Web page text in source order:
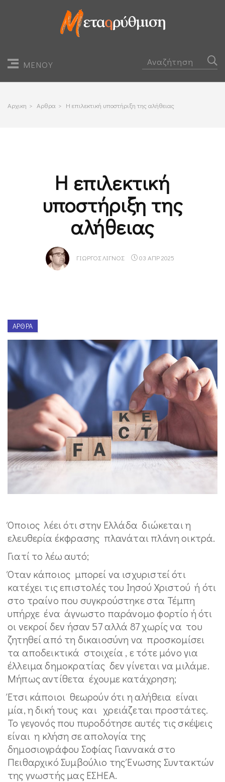
ΜΕΝΟΥ
Αρχικη > Αρθρα > Η επιλεκτική υποστήριξη της αλήθειας
Η επιλεκτική
υποστήριξη της
αλήθειας
ΓΙΏΡΓΟΣ ΛΙΓΝΌΣ 03 ΑΠΡ 2025
ΆΡΘΡΑ
Όποιος λέει ότι στην Ελλάδα διώκεται η
ελευθερία έκφρασης πλανάται πλάνη οικτρά.
Γιατί το λέω αυτό;
Όταν κάποιος μπορεί να ισχυριστεί ότι
κατέχει τις επιστολές του Ιησού Χριστού ή ότι
στο τραίνο που συγκρούστηκε στα Τέμπη
υπήρχε ένα άγνωστο παράνομο φορτίο ή ότι
οι νεκροί δεν ήσαν 57 αλλά 87 χωρίς να του
ζητηθεί από τη δικαιοσύνη να προσκομίσει
τα αποδεικτικά στοιχεία , ε τότε μόνο για
έλλειμα δημοκρατίας δεν γίνεται να μιλάμε.
Μήπως αντίθετα έχουμε κατάχρηση;
Έτσι κάποιοι θεωρούν ότι η αλήθεια είναι
μία, η δική τους και χρειάζεται προστάτες.
Το γεγονός που πυροδότησε αυτές τις σκέψεις
είναι η κλήση σε απολογία της
δημοσιογράφου Σοφίας Γιαννακά στο
Πειθαρχικό Συμβούλιο της Ένωσης Συντακτών
της γνωστής μας ΕΣΗΕΑ.